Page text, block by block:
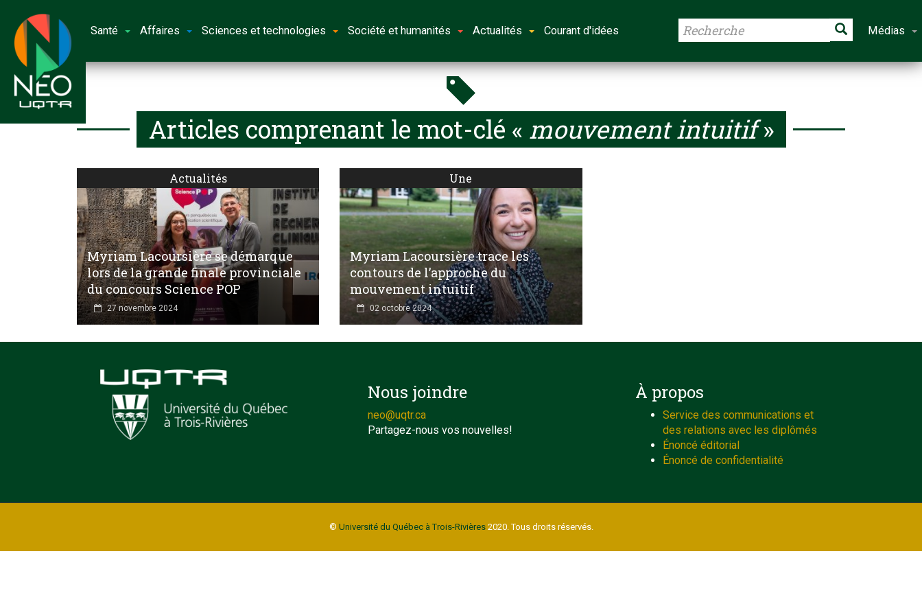
Santé Affaires Sciences et technologies Société et humanités Actualités Courant d'idées Médias
Articles comprenant le mot-clé « mouvement intuitif»
Actualités
Myriam Lacoursière se démarque
lors de la grande finale provinciale
du concours Science POP
27 novembre 2024
Une
Myriam Lacoursière trace les
contours de l’approche du
mouvement intuitif
02 octobre 2024
Nous joindre
neo@uqtr.ca
Partagez-nous vos nouvelles!
À propos
Service des communications et
des relations avec les diplômés
Énoncé éditorial
Énoncé de confidentialité
© Université du Québec à Trois-Rivières2020. Tous droits réservés.